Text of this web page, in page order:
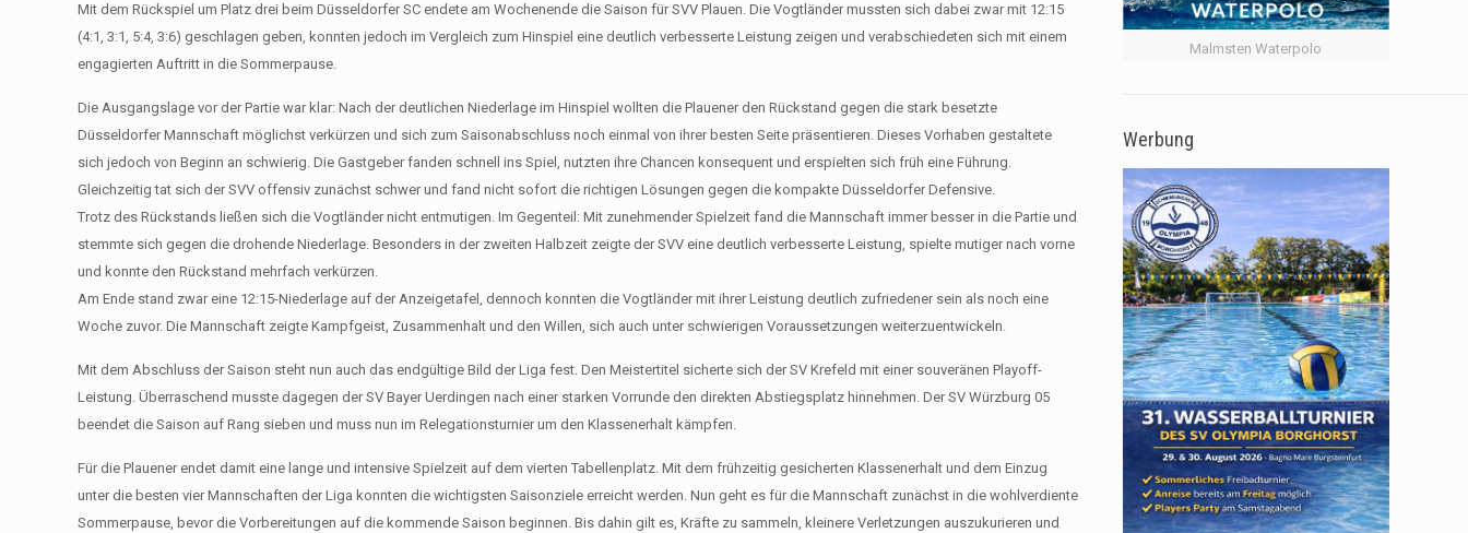
Mit dem Rückspiel um Platz drei beim Düsseldorfer SC endete am Wochenende die Saison für SVV Plauen. Die Vogtländer mussten sich dabei zwar mit 12:15
(4:1, 3:1, 5:4, 3:6) geschlagen geben, konnten jedoch im Vergleich zum Hinspiel eine deutlich verbesserte Leistung zeigen und verabschiedeten sich mit einem
engagierten Auftritt in die Sommerpause.
Die Ausgangslage vor der Partie war klar: Nach der deutlichen Niederlage im Hinspiel wollten die Plauener den Rückstand gegen die stark besetzte
Düsseldorfer Mannschaft möglichst verkürzen und sich zum Saisonabschluss noch einmal von ihrer besten Seite präsentieren. Dieses Vorhaben gestaltete
sich jedoch von Beginn an schwierig. Die Gastgeber fanden schnell ins Spiel, nutzten ihre Chancen konsequent und erspielten sich früh eine Führung.
Gleichzeitig tat sich der SVV offensiv zunächst schwer und fand nicht sofort die richtigen Lösungen gegen die kompakte Düsseldorfer Defensive.
Trotz des Rückstands ließen sich die Vogtländer nicht entmutigen. Im Gegenteil: Mit zunehmender Spielzeit fand die Mannschaft immer besser in die Partie und
stemmte sich gegen die drohende Niederlage. Besonders in der zweiten Halbzeit zeigte der SVV eine deutlich verbesserte Leistung, spielte mutiger nach vorne
und konnte den Rückstand mehrfach verkürzen.
Am Ende stand zwar eine 12:15-Niederlage auf der Anzeigetafel, dennoch konnten die Vogtländer mit ihrer Leistung deutlich zufriedener sein als noch eine
Woche zuvor. Die Mannschaft zeigte Kampfgeist, Zusammenhalt und den Willen, sich auch unter schwierigen Voraussetzungen weiterzuentwickeln.
Mit dem Abschluss der Saison steht nun auch das endgültige Bild der Liga fest. Den Meistertitel sicherte sich der SV Krefeld mit einer souveränen Playoff-
Leistung. Überraschend musste dagegen der SV Bayer Uerdingen nach einer starken Vorrunde den direkten Abstiegsplatz hinnehmen. Der SV Würzburg 05
beendet die Saison auf Rang sieben und muss nun im Relegationsturnier um den Klassenerhalt kämpfen.
Für die Plauener endet damit eine lange und intensive Spielzeit auf dem vierten Tabellenplatz. Mit dem frühzeitig gesicherten Klassenerhalt und dem Einzug
unter die besten vier Mannschaften der Liga konnten die wichtigsten Saisonziele erreicht werden. Nun geht es für die Mannschaft zunächst in die wohlverdiente
Sommerpause, bevor die Vorbereitungen auf die kommende Saison beginnen. Bis dahin gilt es, Kräfte zu sammeln, kleinere Verletzungen auszukurieren und
Malmsten Waterpolo
Werbung